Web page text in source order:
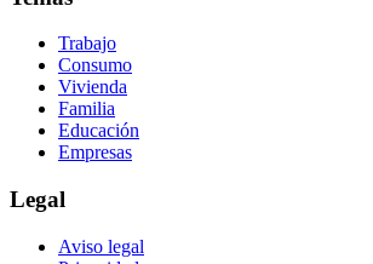
Trabajo
Consumo
Vivienda
Familia
Educación
Empresas
Legal
Aviso legal